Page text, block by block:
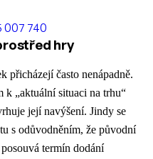
007 740
hry
přicházejí často nenápadně.
k „aktuální situaci na trhu“
její navýšení. Jindy se
s odůvodněním, že původní
termín dodání